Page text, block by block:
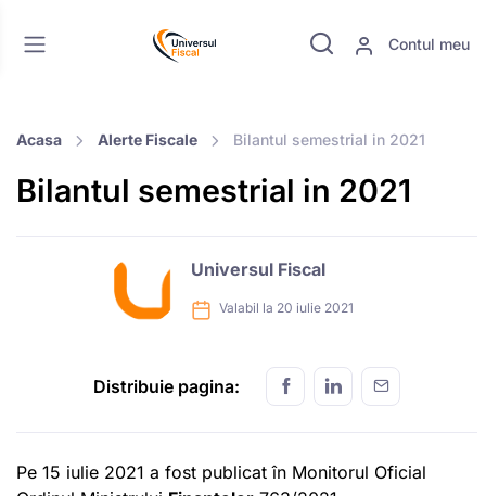
Contul meu
Acasa Alerte Fiscale Bilantul semestrial in 2021
Bilantul semestrial in 2021
Universul Fiscal
Valabil la 20 iulie 2021
Distribuie pagina:
Pe 15 iulie 2021 a fost publicat în Monitorul Oficial